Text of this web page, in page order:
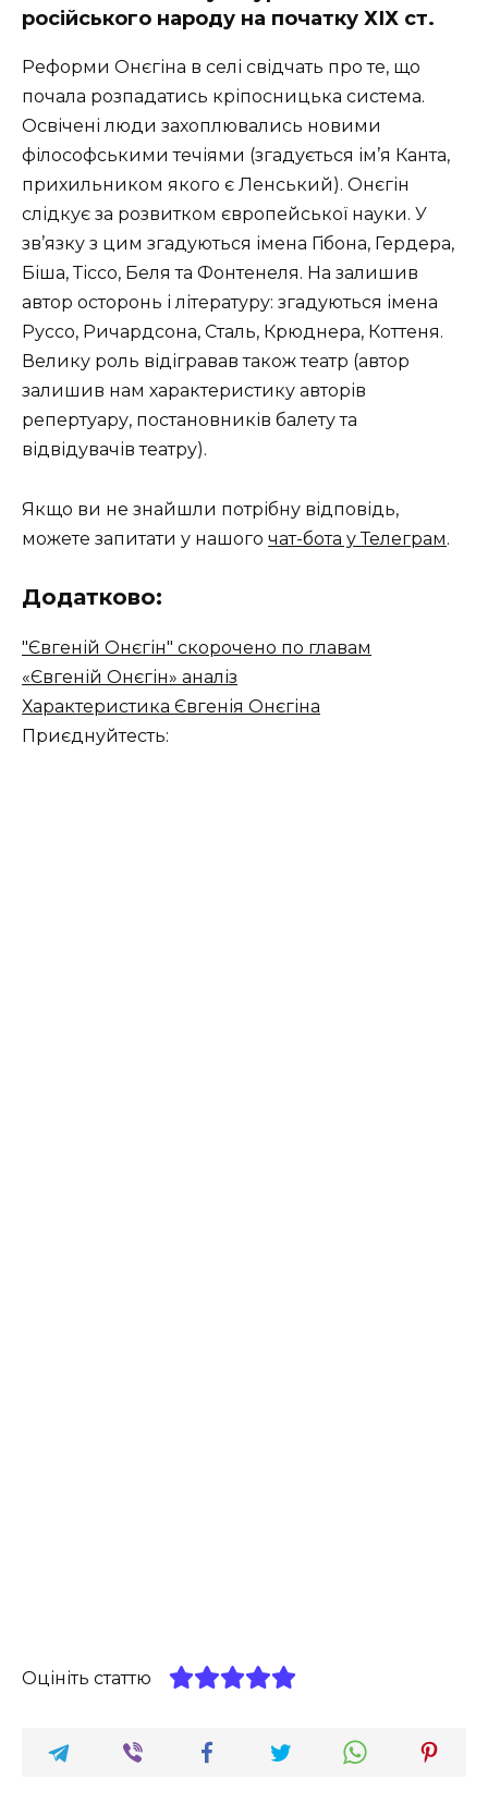
російського народу на початку ХІХ ст.
Реформи Онєгіна в селі свідчать про те, що
почала розпадатись кріпосницька система.
Освічені люди захоплювались новими
філософськими течіями (згадується ім’я Канта,
прихильником якого є Ленський). Онєгін
слідкує за розвитком європейської науки. У
зв’язку з цим згадуються імена Гібона, Гердера,
Біша, Тіссо, Беля та Фонтенеля. На залишив
автор осторонь і літературу: згадуються імена
Руссо, Ричардсона, Сталь, Крюднера, Коттеня.
Велику роль відігравав також театр (автор
залишив нам характеристику авторів
репертуару, постановників балету та
відвідувачів театру).
Якщо ви не знайшли потрібну відповідь,
можете запитати у нашого чат-бота у Телеграм.
Додатково:
"Євгеній Онєгін" скорочено по главам
«Євгеній Онєгін» аналіз
Характеристика Євгенія Онєгіна
Приєднуйтесть:
Оцініть статтю